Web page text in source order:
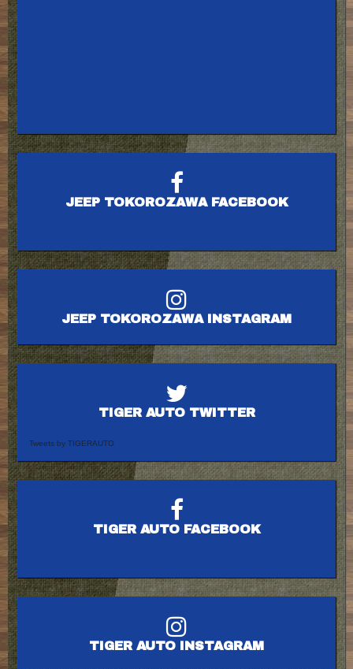
JEEP TOKOROZAWA FACEBOOK
JEEP TOKOROZAWA INSTAGRAM
TIGER AUTO TWITTER
Tweets by TIGERAUTO
TIGER AUTO FACEBOOK
TIGER AUTO INSTAGRAM